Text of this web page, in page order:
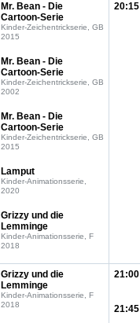
Mr. Bean - Die
Cartoon-Serie
Kinder-Zeichentrickserie, GB
2015
Mr. Bean - Die
Cartoon-Serie
Kinder-Zeichentrickserie, GB
2002
Mr. Bean - Die
Cartoon-Serie
Kinder-Zeichentrickserie, GB
2015
Lamput
Kinder-Animationsserie,
2020
Grizzy und die
Lemminge
Kinder-Animationsserie, F
2018
20:15
Grizzy und die
Lemminge
Kinder-Animationsserie, F
2018
21:00
21:45